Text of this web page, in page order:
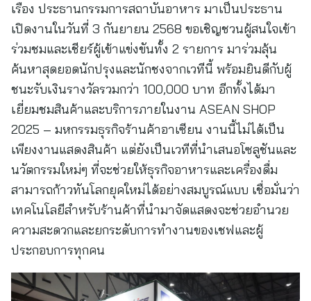
เรือง ประธานกรรมการสถาบันอาหาร มาเป็นประธาน
เปิดงานในวันที่ 3 กันยายน 2568 ขอเชิญชวนผู้สนใจเข้า
ร่วมชมและเชียร์ผู้เข้าแข่งขันทั้ง 2 รายการ มาร่วมลุ้น
ค้นหาสุดยอดนักปรุงและนักชงจากเวทีนี้ พร้อมยินดีกับผู้
ชนะรับเงินรางวัลรวมกว่า 100,000 บาท อีกทั้งได้มา
เยี่ยมชมสินค้าและบริการภายในงาน ASEAN SHOP
2025 – มหกรรมธุรกิจร้านค้าอาเซียน งานนี้ไม่ได้เป็น
เพียงงานแสดงสินค้า แต่ยังเป็นเวทีที่นำเสนอโซลูชันและ
นวัตกรรมใหม่ๆ ที่จะช่วยให้ธุรกิจอาหารและเครื่องดื่ม
สามารถก้าวทันโลกยุคใหม่ได้อย่างสมบูรณ์แบบ เชื่อมั่นว่า
เทคโนโลยีสำหรับร้านค้าที่นำมาจัดแสดงจะช่วยอำนวย
ความสะดวกและยกระดับการทำงานของเชฟและผู้
ประกอบการทุกคน